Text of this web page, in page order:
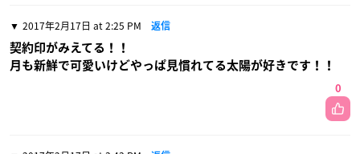
2017年2月17日 at 2:25 PM 返信
契約印がみえてる！！
月も新鮮で可愛いけどやっぱ見慣れてる太陽が好きです！！
0